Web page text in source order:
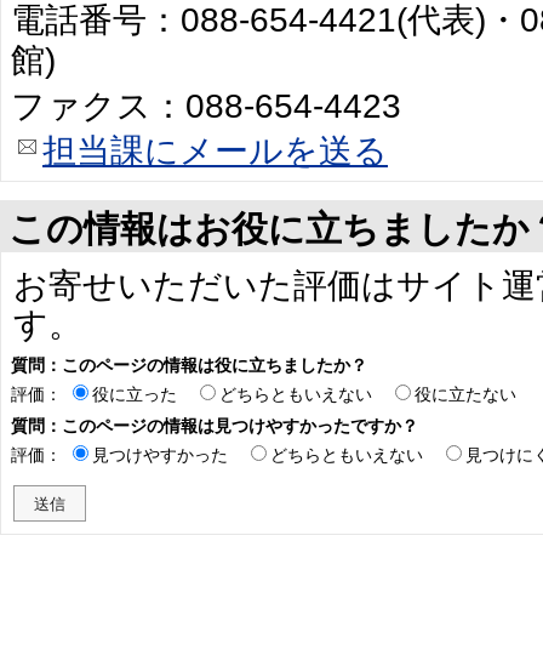
電話番号：088-654-4421(代表)・
館)
ファクス：088-654-4423
担当課にメールを送る
この情報はお役に立ちましたか
お寄せいただいた評価はサイト
す。
質問：このページの情報は役に立ちましたか？
評価：
役に立った どちらともいえない
役に立たない
質問：このページの情報は見つけやすかったですか？
評価：
見つけやすかった どちらともいえない 見つけに